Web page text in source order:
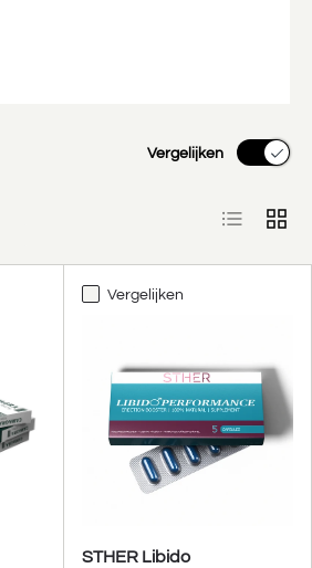
Vergelijken
Lijst
Vergelijken
STHER Libido